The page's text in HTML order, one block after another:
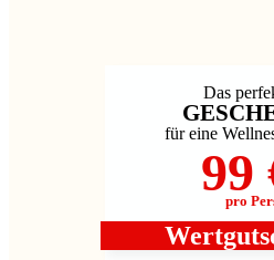
Das
für eine
99
pro